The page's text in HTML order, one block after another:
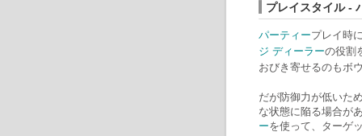
プレイスタイル -
パーティープレイ時
ジ ディーラーの役割
おびき寄せるのもボ
だが防御力が低いた
な状態に陥る場合が
ーを使って、ターゲ